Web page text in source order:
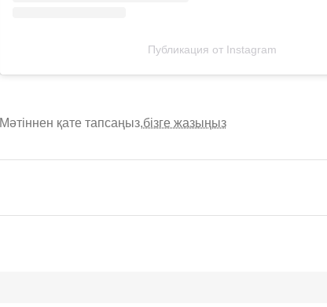
Публикация от Instagram
Мәтіннен қате тапсаңыз,бізге жазыңыз